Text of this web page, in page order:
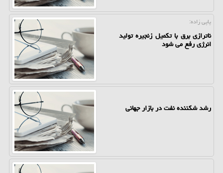
پاپی زاده:
ناترازی برق با تکمیل زنجیره تولید
انرژی رفع می شود
رشد شکننده نفت در بازار جهانی